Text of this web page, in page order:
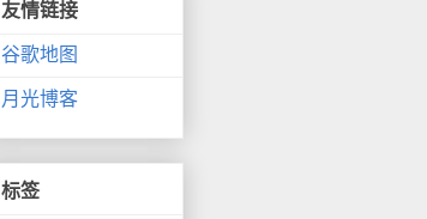
友情链接
谷歌地图
月光博客
标签